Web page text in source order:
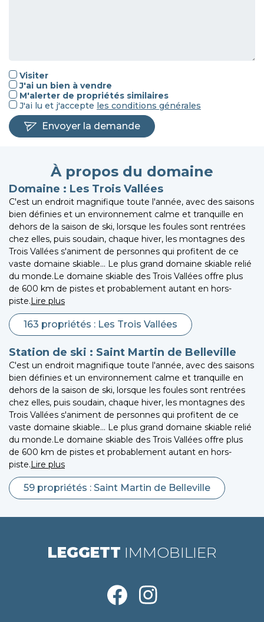
Visiter
J'ai un bien à vendre
M'alerter de propriétés similaires
J'ai lu et j'accepte les conditions générales
Envoyer la demande
À propos du domaine
Domaine : Les Trois Vallées
C'est un endroit magnifique toute l'année, avec des saisons
bien définies et un environnement calme et tranquille en
dehors de la saison de ski, lorsque les foules sont rentrées
chez elles, puis soudain, chaque hiver, les montagnes des
Trois Vallées s'animent de personnes qui profitent de ce
vaste domaine skiable... Le plus grand domaine skiable relié
du monde.Le domaine skiable des Trois Vallées offre plus
de 600 km de pistes et probablement autant en hors-
piste.Lire plus
163 propriétés : Les Trois Vallées
Station de ski : Saint Martin de Belleville
C'est un endroit magnifique toute l'année, avec des saisons
bien définies et un environnement calme et tranquille en
dehors de la saison de ski, lorsque les foules sont rentrées
chez elles, puis soudain, chaque hiver, les montagnes des
Trois Vallées s'animent de personnes qui profitent de ce
vaste domaine skiable... Le plus grand domaine skiable relié
du monde.Le domaine skiable des Trois Vallées offre plus
de 600 km de pistes et probablement autant en hors-
piste.Lire plus
59 propriétés : Saint Martin de Belleville
LEGGETT IMMOBILIER